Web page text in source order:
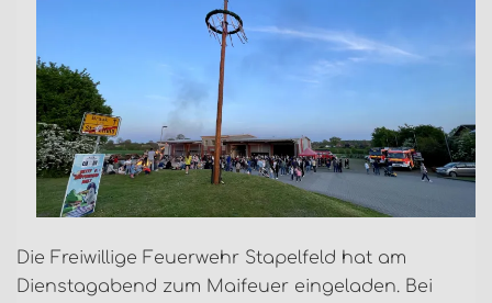
Die Freiwillige Feuerwehr Stapelfeld hat am
Dienstagabend zum Maifeuer eingeladen. Bei